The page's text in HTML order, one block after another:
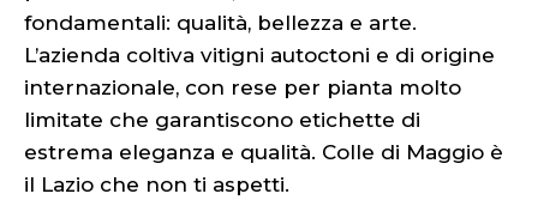
fondamentali: qualità, bellezza e arte.
L’azienda coltiva vitigni autoctoni e di origine
internazionale, con rese per pianta molto
limitate che garantiscono etichette di
estrema eleganza e qualità. Colle di Maggio è
il Lazio che non ti aspetti.